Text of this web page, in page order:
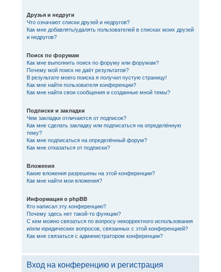
Друзья и недруги
Что означают списки друзей и недругов?
Как мне добавлять/удалять пользователей в списках моих друзей
и недругов?
Поиск по форумам
Как мне выполнить поиск по форуму или форумам?
Почему мой поиск не даёт результатов?
В результате моего поиска я получил пустую страницу!
Как мне найти пользователя конференции?
Как мне найти свои сообщения и созданные мной темы?
Подписки и закладки
Чем закладки отличаются от подписок?
Как мне сделать закладку или подписаться на определённую
тему?
Как мне подписаться на определённый форум?
Как мне отказаться от подписки?
Вложения
Какие вложения разрешены на этой конференции?
Как мне найти мои вложения?
Информация о phpBB
Кто написал эту конференцию?
Почему здесь нет такой-то функции?
С кем можно связаться по вопросу некорректного использования
и/или юридических вопросов, связанных с этой конференцией?
Как мне связаться с администратором конференции?
Вход на конференцию и регистрация